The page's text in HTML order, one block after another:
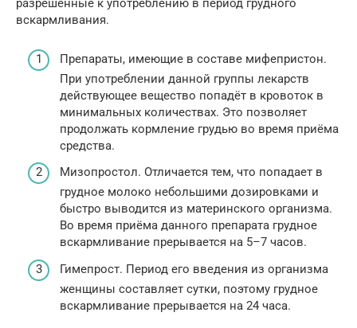
разрешённые к употреблению в период грудного
вскармливания.
Препараты, имеющие в составе мифепристон.
При употреблении данной группы лекарств
действующее вещество попадёт в кровоток в
минимальных количествах. Это позволяет
продолжать кормление грудью во время приёма
средства.
Мизопростол. Отличается тем, что попадает в
грудное молоко небольшими дозировками и
быстро выводится из материнского организма.
Во время приёма данного препарата грудное
вскармливание прерывается на 5–7 часов.
Гимепрост. Период его введения из организма
женщины составляет сутки, поэтому грудное
вскармливание прерывается на 24 часа.